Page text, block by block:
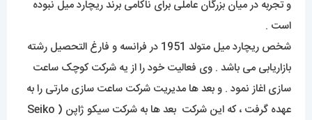
و تجربه در میان بزرگان عاملی برای ناکامی برند ریچارد میل نبوده
است .
شخص ریچارد میل متولد 1951 در فرانسه و فارغ التحصیل رشته
بازاریابی می باشد . وی فعالیت خود را از یه شرکت کوچک ساعت
سازی اغاز نمود . و بعد ها مدیریت شرکت ساعت سازی مارتی را به
عهده گرفت ، که این شرکت بعد ها به شرکت سیکو ژاپن ( Seiko